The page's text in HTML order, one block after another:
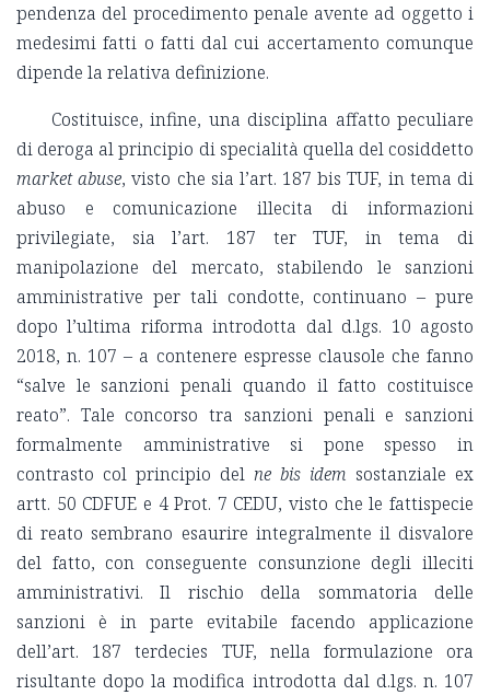
pendenza del procedimento penale avente ad oggetto i
medesimi fatti o fatti dal cui accertamento comunque
dipende la relativa definizione.
Costituisce, infine, una disciplina affatto peculiare
di deroga al principio di specialità quella del cosiddetto
market abuse, visto che sia l’art. 187 bis TUF, in tema di
abuso e comunicazione illecita di informazioni
privilegiate, sia l’art. 187 ter TUF, in tema di
manipolazione del mercato, stabilendo le sanzioni
amministrative per tali condotte, continuano – pure
dopo l’ultima riforma introdotta dal d.lgs. 10 agosto
2018, n. 107 – a contenere espresse clausole che fanno
“salve le sanzioni penali quando il fatto costituisce
reato”. Tale concorso tra sanzioni penali e sanzioni
formalmente amministrative si pone spesso in
contrasto col principio del ne bis idem sostanziale ex
artt. 50 CDFUE e 4 Prot. 7 CEDU, visto che le fattispecie
di reato sembrano esaurire integralmente il disvalore
del fatto, con conseguente consunzione degli illeciti
amministrativi. Il rischio della sommatoria delle
sanzioni è in parte evitabile facendo applicazione
dell’art. 187 terdecies TUF, nella formulazione ora
risultante dopo la modifica introdotta dal d.lgs. n. 107